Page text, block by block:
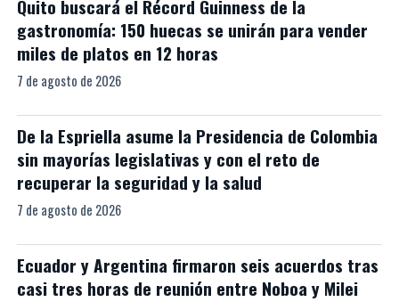
Quito buscará el Récord Guinness de la
gastronomía: 150 huecas se unirán para vender
miles de platos en 12 horas
7 de agosto de 2026
De la Espriella asume la Presidencia de Colombia
sin mayorías legislativas y con el reto de
recuperar la seguridad y la salud
7 de agosto de 2026
Ecuador y Argentina firmaron seis acuerdos tras
casi tres horas de reunión entre Noboa y Milei